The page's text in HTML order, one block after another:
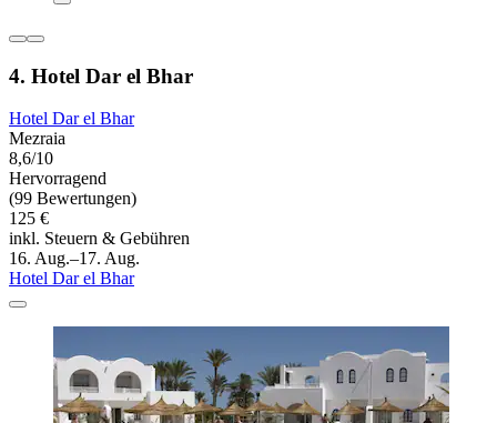
4. Hotel Dar el Bhar
Hotel Dar el Bhar
Mezraia
8,6/10
Hervorragend
(99 Bewertungen)
125 €
inkl. Steuern & Gebühren
16. Aug.–17. Aug.
Hotel Dar el Bhar